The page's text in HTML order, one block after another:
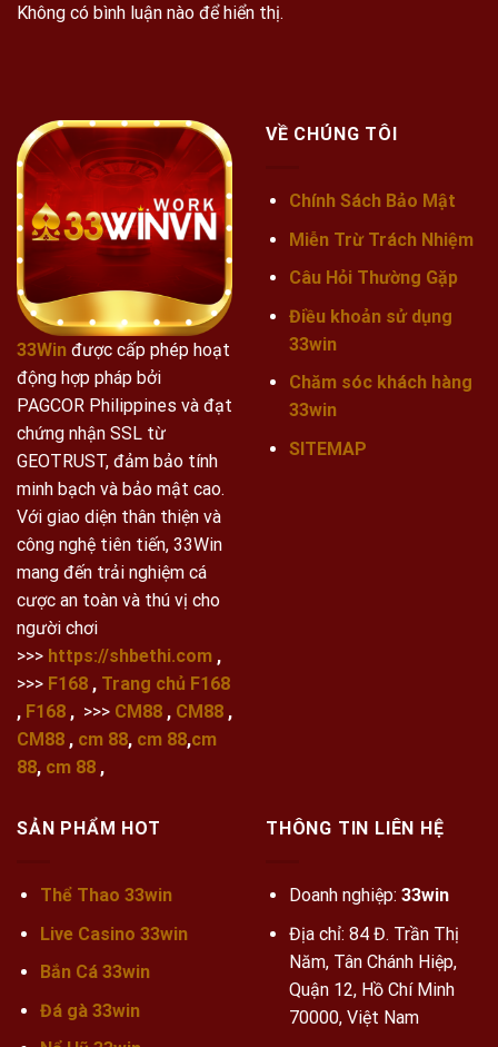
Không có bình luận nào để hiển thị.
33Win được cấp phép hoạt
động hợp pháp bởi
PAGCOR Philippines và đạt
chứng nhận SSL từ
GEOTRUST, đảm bảo tính
minh bạch và bảo mật cao.
Với giao diện thân thiện và
công nghệ tiên tiến, 33Win
mang đến trải nghiệm cá
cược an toàn và thú vị cho
người chơi
>>> https://shbethi.com ,
>>> F168 , Trang chủ F168
, F168 , >>> CM88 , CM88 ,
CM88 , cm 88, cm 88,cm
88, cm 88 ,
VỀ CHÚNG TÔI
Chính Sách Bảo Mật
Miễn Trừ Trách Nhiệm
Câu Hỏi Thường Gặp
Điều khoản sử dụng
33win
Chăm sóc khách hàng
33win
SITEMAP
SẢN PHẨM HOT
Thể Thao 33win
Live Casino 33win
Bắn Cá 33win
Đá gà 33win
THÔNG TIN LIÊN HỆ
Doanh nghiệp: 33win
Địa chỉ: 84 Đ. Trần Thị
Năm, Tân Chánh Hiệp,
Quận 12, Hồ Chí Minh
70000, Việt Nam